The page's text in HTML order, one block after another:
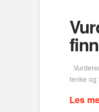
tenke
Les